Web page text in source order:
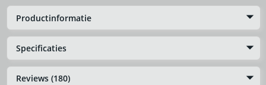
Productinformatie
Specificaties
Reviews (180)